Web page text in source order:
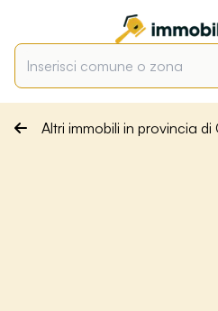
Altri immobili in provincia di